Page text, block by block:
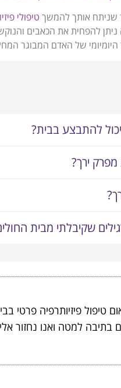
שניתח אותך להמשך טיפולי
להפחית את הכאבים
היומיומי של האדם המבוגר
להתבצע בבית?
ירך?
שקיבלתי מבית
טיפול פיזיותרפיה פרטי
למטה ואנו נחזור